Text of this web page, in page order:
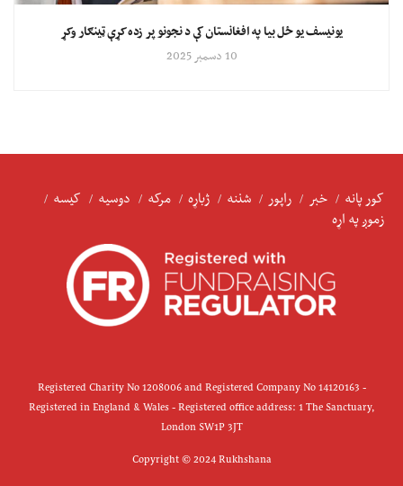
یونیسف یو ځل بیا په افغانستان کې د نجونو پر زده کړې ټينګار وکړ
10 دسمبر 2025
کور پانه خبر راپور شننه ژباړه مرکه دوسیه
کیسه
زموږ په اړه
Registered Charity No 1208006 and Registered Company No 14120163 -
Registered in England & Wales - Registered office address: 1 The Sanctuary,
London SW1P 3JT
Copyright © 2024 Rukhshana